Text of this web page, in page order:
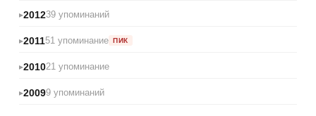
201239 упоминаний
201151 упоминание ПИК
201021 упоминание
20099 упоминаний